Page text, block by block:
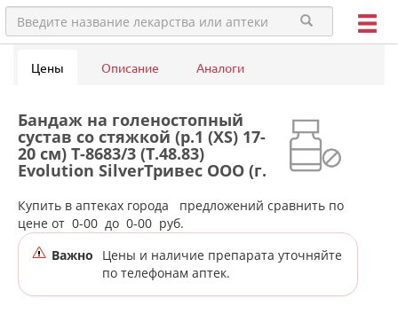
Цены Описание Аналоги
Бандаж на голеностопный
сустав со стяжкой (р.1 (XS) 17-
20 см) Т-8683/3 (Т.48.83)
Evolution SilverТривес ООО (г.
Санкт-Петербург) - Россия в
аптеках города Ревды
Купить в аптеках города
предложений сравнить по
цене от 0-00 до 0-00 руб.
Важно
Цены и наличие препарата уточняйте
по телефонам аптек.